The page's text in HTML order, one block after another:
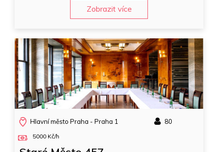
Zobrazit více
Hlavní město Praha - Praha 1 80
5000 Kč/h